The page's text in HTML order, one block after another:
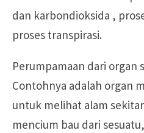
dan karbondioksida ,
proses transpirasi.
Perumpamaan dari organ
Contohnya adalah organ
untuk melihat alam
mencium bau dari